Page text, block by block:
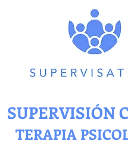
SUPERVISIÓN
TERAPIA